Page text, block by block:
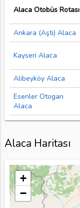
Alaca Otobüs Rotası
Ankara (Aşti) Alaca
Kayseri Alaca
Alibeyköy Alaca
Esenler Otogarı
Alaca
Alaca Haritası
+
−